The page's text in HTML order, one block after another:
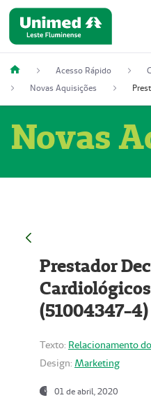
Acesso Rápido
Novas Aquisições
Novas
Prestador
(51004347-4)
Texto: Relacionamento
Design: Marketing
01 de abril, 2020